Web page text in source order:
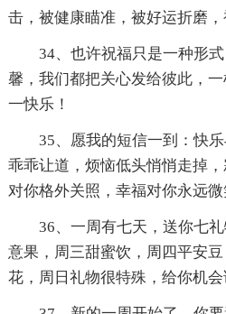
击，被健康瞄准，被好运折磨，
34、也许祝福只是一种形
馨，我们都把关心发给彼此，
一快乐！
35、愿我的短信一到：快
乖乖让道，烦恼低头悄悄走掉
对你格外关照，幸福对你永远微
36、一周有七天，送你七
意果，周三甜蜜饮，周四平安
花，周日礼物很特殊，给你机会